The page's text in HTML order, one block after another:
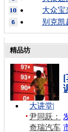
大众宝
别克凯
精品坊
[
大讲堂|
尹同跃：
奇瑞汽车